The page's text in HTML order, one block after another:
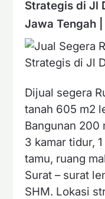
Strategis di Jl
Jawa Tengah
Dijual segera
tanah 605 m2
Bangunan 200
3 kamar tidur,
tamu, ruang
Surat – surat
SHM. Lokasi